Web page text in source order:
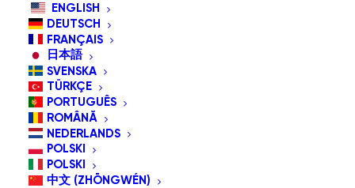
ENGLISH
DEUTSCH
FRANÇAIS
日本語
SVENSKA
TÜRKÇE
PORTUGUÊS
ROMÂNĂ
NEDERLANDS
POLSKI
POLSKI
中文 (ZHŌNGWÉN)